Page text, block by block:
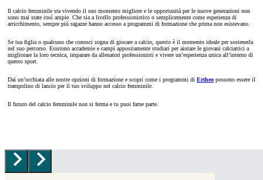
Il calcio femminile sta vivendo il suo momento migliore e le opportunità per le nuove generazioni non
sono mai state così ampie. Che sia a livello professionistico o semplicemente come esperienza di
arricchimento, sempre più ragazze hanno accesso a programmi di formazione che prima non esistevano.
Se tua figlia o qualcuno che conosci sogna di giocare a calcio, questo è il momento ideale per sostenerla
nel suo percorso. Esistono accademie e campi appositamente studiati per aiutare le giovani calciatrici a
migliorare la loro tecnica, imparare da allenatori professionisti e vivere un’esperienza unica all’interno di
questo sport.
Dai un’occhiata alle nostre opzioni di formazione e scopri come i programmi di Ertheo possono essere il
trampolino di lancio per il tuo sviluppo nel calcio femminile.
Il futuro del calcio femminile non si ferma e tu puoi farne parte.